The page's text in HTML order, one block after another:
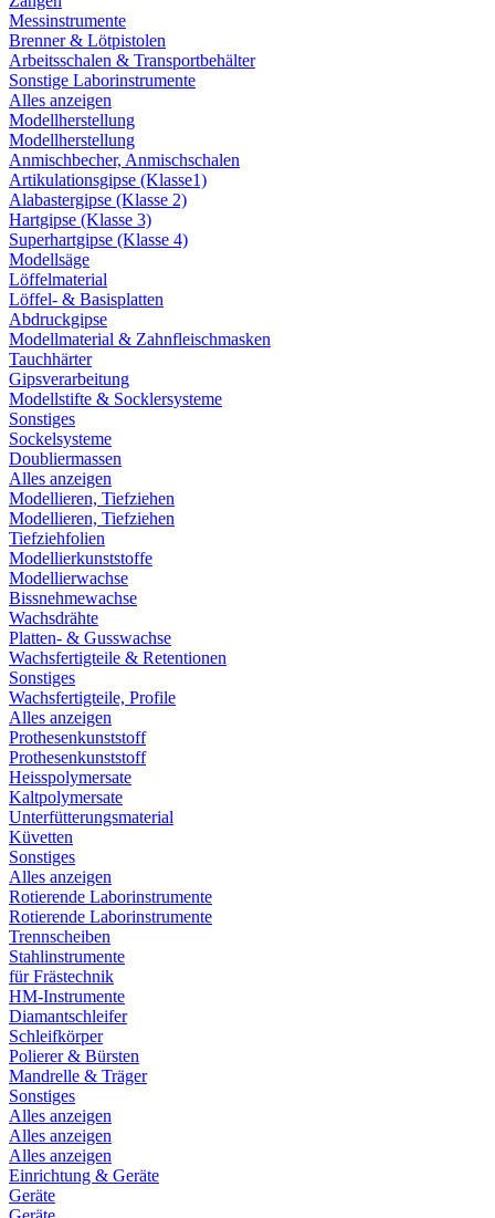
Messinstrumente
Brenner & Lötpistolen
Arbeitsschalen & Transportbehälter
Sonstige Laborinstrumente
Alles anzeigen
Modellherstellung
Modellherstellung
Anmischbecher, Anmischschalen
Artikulationsgipse (Klasse1)
Alabastergipse (Klasse 2)
Hartgipse (Klasse 3)
Superhartgipse (Klasse 4)
Modellsäge
Löffelmaterial
Löffel- & Basisplatten
Abdruckgipse
Modellmaterial & Zahnfleischmasken
Tauchhärter
Gipsverarbeitung
Modellstifte & Socklersysteme
Sonstiges
Sockelsysteme
Doubliermassen
Alles anzeigen
Modellieren, Tiefziehen
Modellieren, Tiefziehen
Tiefziehfolien
Modellierkunststoffe
Modellierwachse
Bissnehmewachse
Wachsdrähte
Platten- & Gusswachse
Wachsfertigteile & Retentionen
Sonstiges
Wachsfertigteile, Profile
Alles anzeigen
Prothesenkunststoff
Prothesenkunststoff
Heisspolymersate
Kaltpolymersate
Unterfütterungsmaterial
Küvetten
Sonstiges
Alles anzeigen
Rotierende Laborinstrumente
Rotierende Laborinstrumente
Trennscheiben
Stahlinstrumente
für Frästechnik
HM-Instrumente
Diamantschleifer
Schleifkörper
Polierer & Bürsten
Mandrelle & Träger
Sonstiges
Alles anzeigen
Alles anzeigen
Alles anzeigen
Einrichtung & Geräte
Geräte